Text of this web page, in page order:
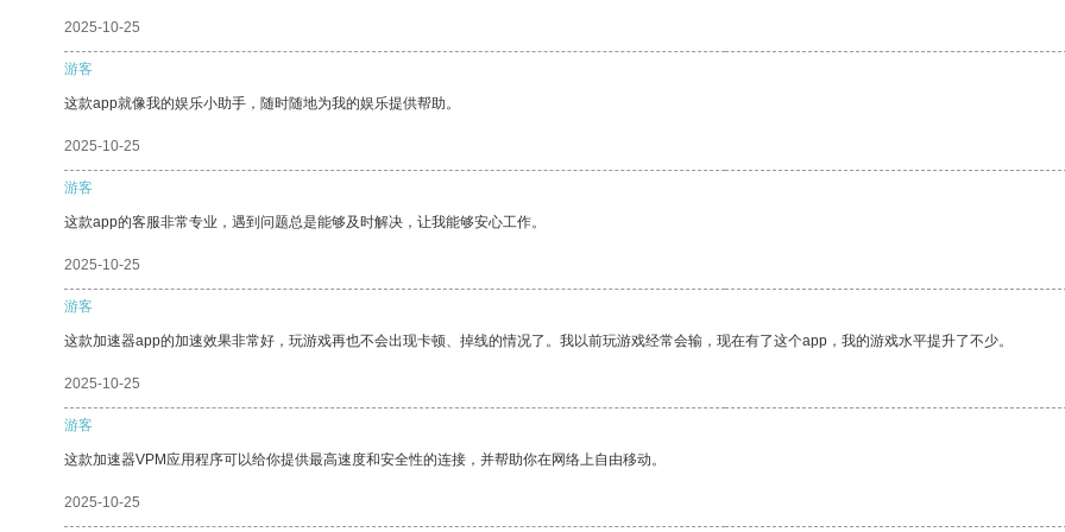
2025-10-25
游客
这款app就像我的娱乐小助手，随时随地为我的娱乐提供帮助。
2025-10-25
游客
这款app的客服非常专业，遇到问题总是能够及时解决，让我能够安心工作。
2025-10-25
游客
这款加速器app的加速效果非常好，玩游戏再也不会出现卡顿、掉线的情况了。我以前玩游戏经常会输，现在有了这个app，我的游戏水平提升了不少。
2025-10-25
游客
这款加速器VPM应用程序可以给你提供最高速度和安全性的连接，并帮助你在网络上自由移动。
2025-10-25